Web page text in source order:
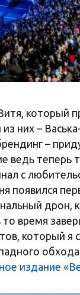
который
них –
–
ведь теперь
с
появился
дрон,
то время
который я
издание